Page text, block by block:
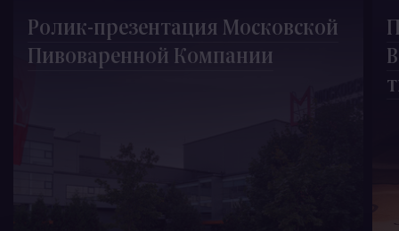
Ролик-презентация Московской
Пивоваренной Компании